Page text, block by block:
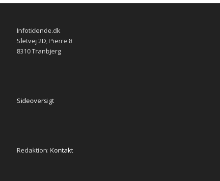
Infotidende.dk
Sletvej 2D, Pierre 8
8310 Tranbjerg
Sideoversigt
Redaktion: Kontakt